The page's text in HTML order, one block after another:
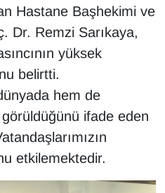
Hastane Başhekimi ve
Dr. Remzi Sarıkaya,
yüksek
belirtti.
hem de
ifade eden
etkilemektedir.